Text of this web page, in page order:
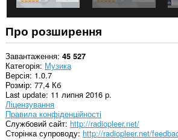
даних
щодо
ваших
вкладок
і
журналу
перегляду.
Про розширення
Завантаження 45 527
Категорія Музика
Версія 1.0.7
Розмір 77,4 Кб
Last update 11 липня 2016 р.
Ліцензування
Правила конфіденційності
Службовий сайт http://radiopleer.net/
Сторінка супроводу http://radiopleer.net/